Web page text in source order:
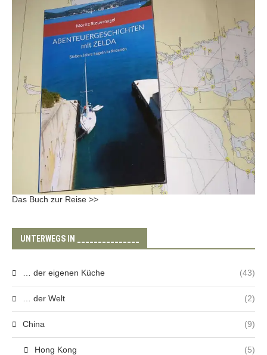
Das Buch zur Reise >>
UNTERWEGS IN _______________
… der eigenen Küche (43)
… der Welt (2)
China (9)
Hong Kong (5)